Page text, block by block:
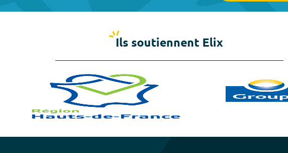
Ils soutiennent Elix